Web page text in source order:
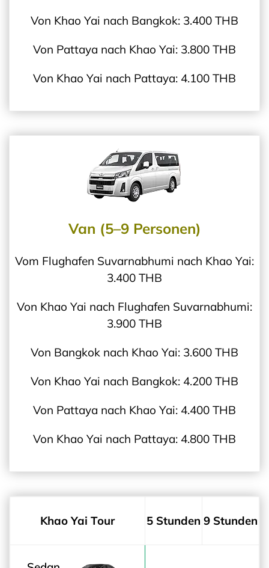
Von Khao Yai nach Bangkok: 3.400 THB
Von Pattaya nach Khao Yai: 3.800 THB
Von Khao Yai nach Pattaya: 4.100 THB
Van (5–9 Personen)
Vom Flughafen Suvarnabhumi nach Khao Yai:
3.400 THB
Von Khao Yai nach Flughafen Suvarnabhumi:
3.900 THB
Von Bangkok nach Khao Yai: 3.600 THB
Von Khao Yai nach Bangkok: 4.200 THB
Von Pattaya nach Khao Yai: 4.400 THB
Von Khao Yai nach Pattaya: 4.800 THB
Khao Yai Tour 5 Stunden 9 Stunden